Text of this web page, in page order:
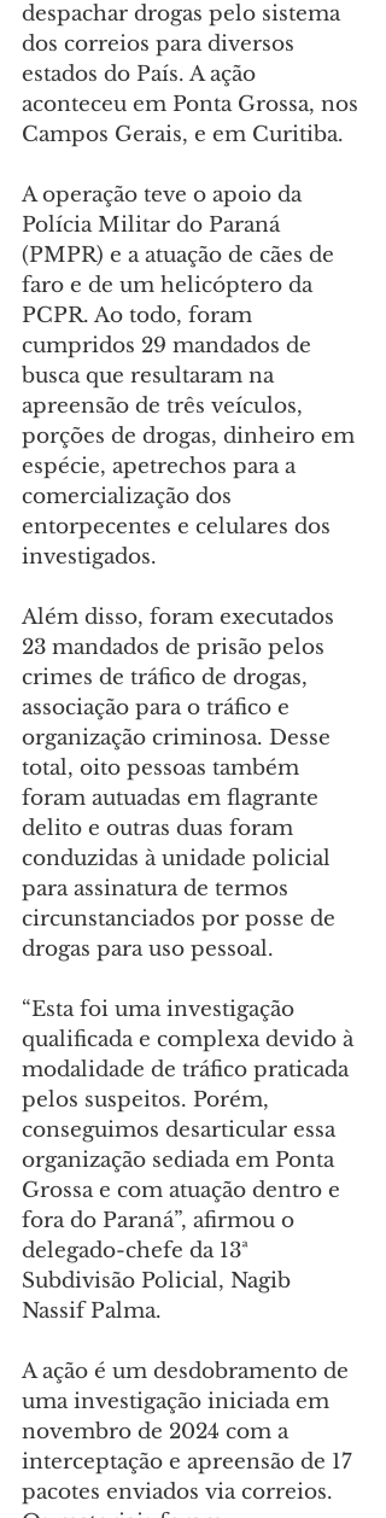
despachar drogas pelo sistema
dos correios para diversos
estados do País. A ação
aconteceu em Ponta Grossa, nos
Campos Gerais, e em Curitiba.
A operação teve o apoio da
Polícia Militar do Paraná
(PMPR) e a atuação de cães de
faro e de um helicóptero da
PCPR. Ao todo, foram
cumpridos 29 mandados de
busca que resultaram na
apreensão de três veículos,
porções de drogas, dinheiro em
espécie, apetrechos para a
comercialização dos
entorpecentes e celulares dos
investigados.
Além disso, foram executados
23 mandados de prisão pelos
crimes de tráfico de drogas,
associação para o tráfico e
organização criminosa. Desse
total, oito pessoas também
foram autuadas em flagrante
delito e outras duas foram
conduzidas à unidade policial
para assinatura de termos
circunstanciados por posse de
drogas para uso pessoal.
“Esta foi uma investigação
qualificada e complexa devido à
modalidade de tráfico praticada
pelos suspeitos. Porém,
conseguimos desarticular essa
organização sediada em Ponta
Grossa e com atuação dentro e
fora do Paraná”, afirmou o
delegado-chefe da 13ª
Subdivisão Policial, Nagib
Nassif Palma.
A ação é um desdobramento de
uma investigação iniciada em
novembro de 2024 com a
interceptação e apreensão de 17
pacotes enviados via correios.